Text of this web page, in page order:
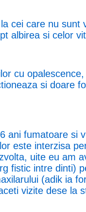
cei care nu sunt
albirea si celor
cu
si doare
ani fumatoare si
este interzisa
uite eu am
fistic intre dinti)
(adik ia
vizite dese la